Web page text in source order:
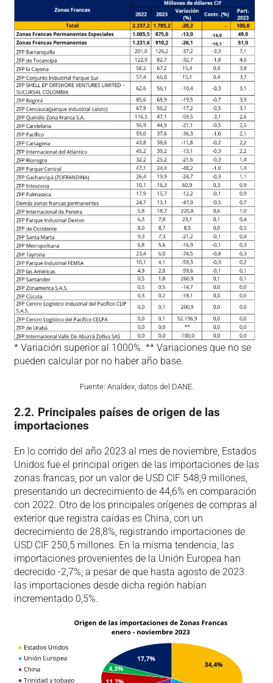
* Variación superior al 1000%. ** Variaciones que no se
pueden calcular por no haber año base.
Fuente: Analdex, datos del DANE.
2.2. Principales países de origen de las
importaciones
En lo corrido del año 2023 al mes de noviembre, Estados
Unidos fue el principal origen de las importaciones de las
zonas francas, por un valor de USD CIF 548,9 millones,
presentando un decrecimiento de 44,6% en comparación
con 2022. Otro de los principales orígenes de compras al
exterior que registra caídas es China, con un
decrecimiento de 28,8%, registrando importaciones de
USD CIF 250,5 millones. En la misma tendencia, las
importaciones provenientes de la Unión Europea han
decrecido -2,7%; a pesar de que hasta agosto de 2023
las importaciones desde dicha región habían
incrementado 0,5%.